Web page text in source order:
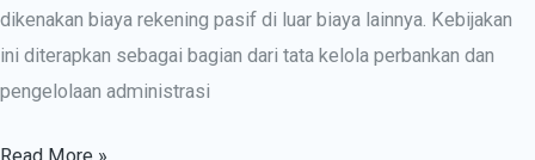
dikenakan biaya rekening pasif di luar biaya lainnya. Kebijakan
ini diterapkan sebagai bagian dari tata kelola perbankan dan
pengelolaan administrasi